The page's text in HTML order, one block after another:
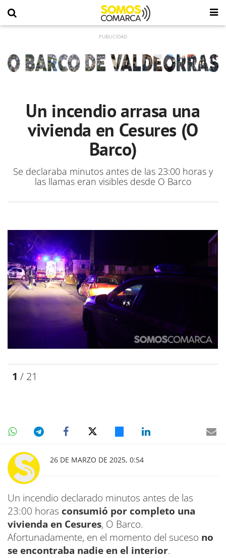
Un incendio arrasa una
vivienda en Cesures (O
Barco)
Se declaraba minutos antes de las 23:00 horas y
las llamas eran visibles desde O Barco
1 / 21
26 DE MARZO DE 2025, 0:54
Un incendio declarado minutos antes de las
23:00 horas consumió por completo una
vivienda en Cesures, O Barco.
Afortunadamente, en el momento del suceso no
se encontraba nadie en el interior.